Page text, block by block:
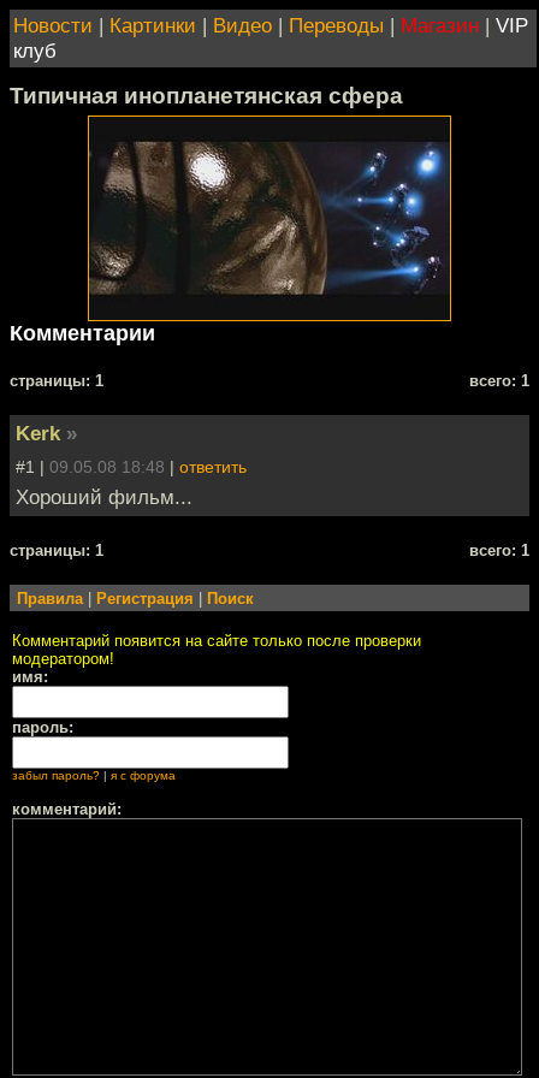
Новости | Картинки | Видео | Переводы | Магазин | VIP
клуб
Типичная инопланетянская сфера
Комментарии
cтраницы: 1 всего: 1
Kerk »
#1 | 09.05.08 18:48 | ответить
Хороший фильм...
cтраницы: 1 всего: 1
Правила Регистрация Поиск
Комментарий появится на сайте только после проверки
модератором!
имя:
пароль:
забыл пароль? | я с форума
комментарий: